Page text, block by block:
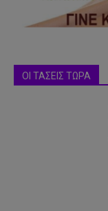
ΟΙ ΤΑΣΕΙΣ ΤΩΡΑ